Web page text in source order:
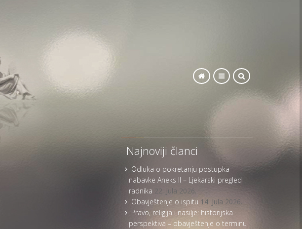
Najnoviji članci
Odluka o pokretanju postupka
nabavke Aneks II – Ljekarski pregled
radnika 22. Jula 2026.
Obavještenje o ispitu 14. Jula 2026.
Pravo, religija i nasilje: historijska
perspektiva – obavještenje o terminu